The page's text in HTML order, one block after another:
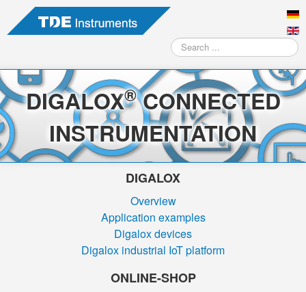
Search
...
DIGALOX®CONNECTED
INSTRUMENTATION
DIGALOX
Overview
Application examples
Digalox devices
Digalox industrial IoT platform
ONLINE-SHOP